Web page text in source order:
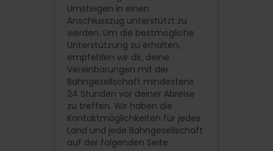
Umsteigen in einen
Anschlusszug unterstützt zu
werden. Um die bestmögliche
Unterstützung zu erhalten,
empfehlen wir dir, deine
Vereinbarungen mit der
Bahngesellschaft mindestens
24 Stunden vor deiner Abreise
zu treffen. Wir haben die
Kontaktmöglichkeiten für jedes
Land und jede Bahngesellschaft
auf der folgenden Seite